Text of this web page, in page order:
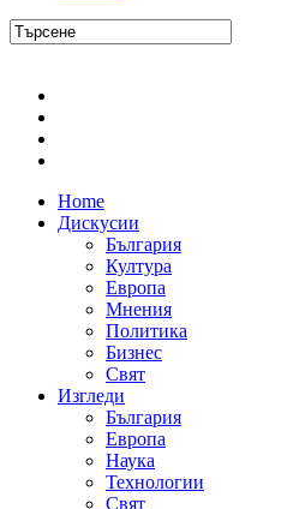
Home
Дискусии
България
Култура
Европа
Мнения
Политика
Бизнес
Свят
Изгледи
България
Европа
Наука
Технологии
Свят